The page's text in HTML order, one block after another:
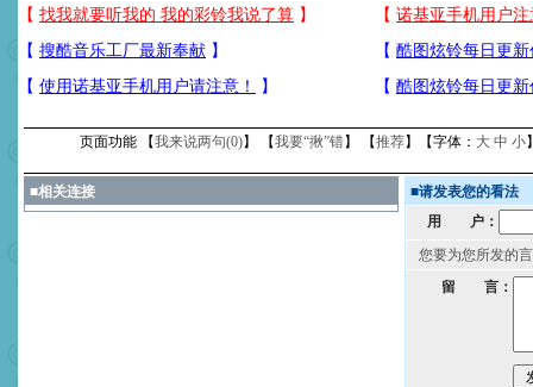
页面功能 【我来说两句(0)】 【我要“揪”错】 【推荐】【字体： 大 中 小
■相关连接 ■请发表您的看法
用 户：
您要为您所发的
留 言：